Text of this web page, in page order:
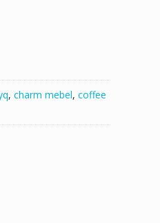
, charm mebel, coffee